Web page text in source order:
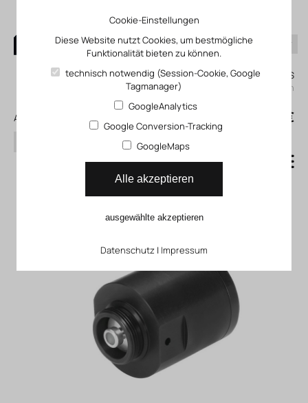
0
Mein KLEFINGHAUS
einloggen
Alle Produkte
Suchen
0,00 €
Druck und Vakuum GV_A
Cookie-Einstellungen
Diese Website nutzt Cookies, um bestmögliche
Funktionalität bieten zu können.
technisch notwendig (Session-Cookie, Google
Tagmanager)
GoogleAnalytics
Google Conversion-Tracking
GoogleMaps
Alle akzeptieren
ausgewählte akzeptieren
Datenschutz | Impressum